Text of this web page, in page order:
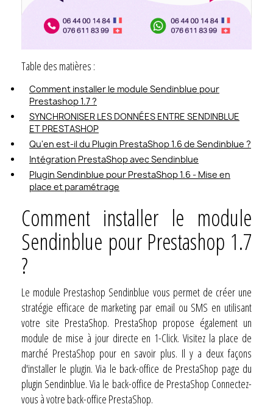
Table des matières :
Comment installer le module Sendinblue pour
Prestashop 1.7 ?
SYNCHRONISER LES DONNÉES ENTRE SENDINBLUE
ET PRESTASHOP
Qu'en est-il du Plugin PrestaShop 1.6 de Sendinblue ?
Intégration PrestaShop avec Sendinblue
Plugin Sendinblue pour PrestaShop 1.6 - Mise en
place et paramétrage
Comment installer le module
Sendinblue pour Prestashop 1.7
?
Le module Prestashop Sendinblue vous permet de créer une
stratégie efficace de marketing par email ou SMS en utilisant
votre site PrestaShop. PrestaShop propose également un
module de mise à jour directe en 1-Click. Visitez la place de
marché PrestaShop pour en savoir plus. Il y a deux façons
d'installer le plugin. Via le back-office de PrestaShop page du
plugin Sendinblue. Via le back-office de PrestaShop Connectez-
vous à votre back-office PrestaShop.